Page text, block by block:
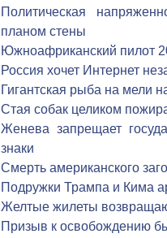
Политическая
планом стены
Южноафриканский пилот
Россия хочет Интернет
Гигантская рыба на мели
Стая собак целиком
Женева запрещает
знаки
Смерть американского
Подружки Трампа и Кима
Желтые жилеты
Призыв к освобождению